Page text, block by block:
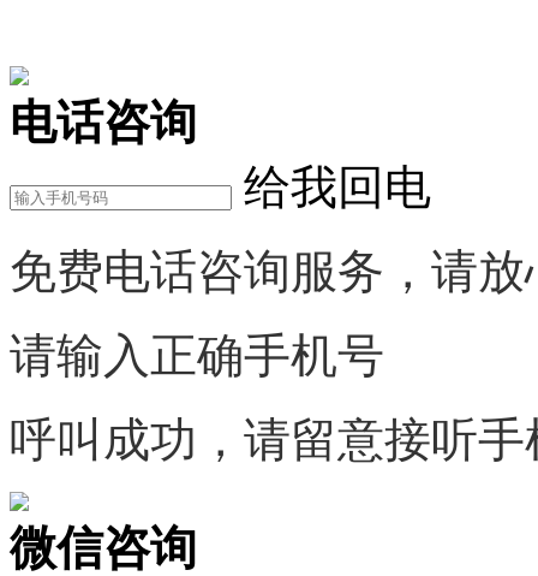
电话咨询
给我回电
免费电话咨询服务，请放
请输入正确手机号
呼叫成功，请留意接听手
微信咨询